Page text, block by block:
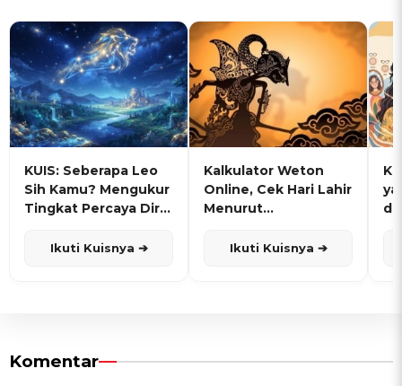
KUIS: Seberapa Leo
Sih Kamu? Mengukur
Tingkat Percaya Diri
Ikuti Kuisnya ➔
Kalkulator Weton
Online, Cek Hari Lahir
Menurut
Ikuti Kuisnya ➔
Komentar